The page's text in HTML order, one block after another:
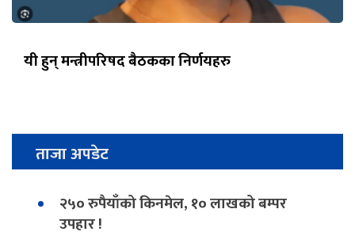
यी हुन् मन्त्रीपरिषद बैठकका निर्णयहरु
ताजा अपडेट
२५० रुपैयाँको किनमेल, १० लाखको बम्पर
उपहार !